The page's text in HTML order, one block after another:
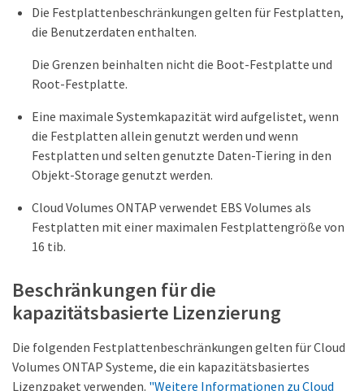
Die Festplattenbeschränkungen gelten für Festplatten,
die Benutzerdaten enthalten.
Die Grenzen beinhalten nicht die Boot-Festplatte und
Root-Festplatte.
Eine maximale Systemkapazität wird aufgelistet, wenn
die Festplatten allein genutzt werden und wenn
Festplatten und selten genutzte Daten-Tiering in den
Objekt-Storage genutzt werden.
Cloud Volumes ONTAP verwendet EBS Volumes als
Festplatten mit einer maximalen Festplattengröße von
16 tib.
Beschränkungen für die
kapazitätsbasierte Lizenzierung
Die folgenden Festplattenbeschränkungen gelten für Cloud
Volumes ONTAP Systeme, die ein kapazitätsbasiertes
Lizenzpaket verwenden. "Weitere Informationen zu Cloud